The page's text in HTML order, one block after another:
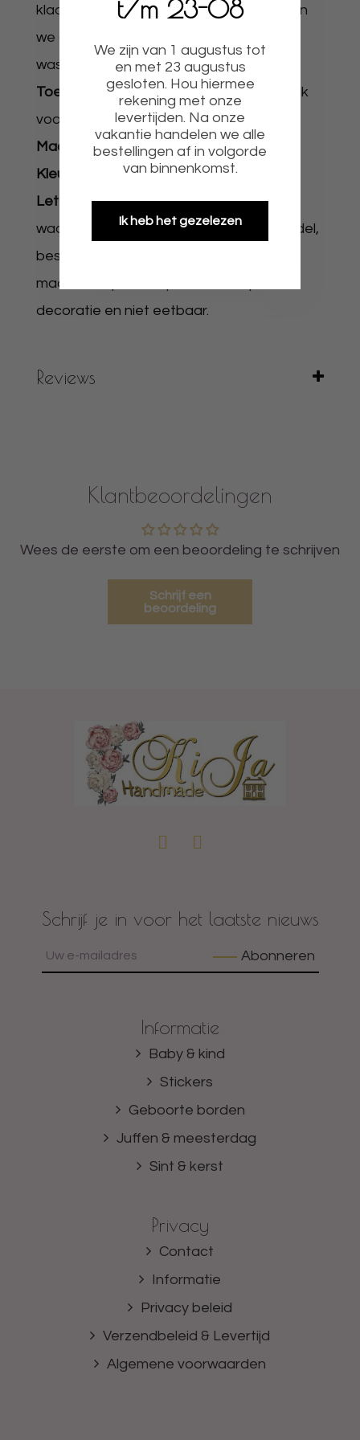
klaar voor gebruik de acryl toppers raden
we aan van te voren met de hand af te
wassen.
Toepassing:Te gebruiken op al uw gebak
voor leuke decoratie.
Maat:
Zie afbeelding
Kleur:
Zoals afgebeeld
Let op:
Het gaat om sale producten
waardoor er soms een afwijking van model,
beschadiging, met folie of aangepaste
maat kan zijn. Onze producten zijn
decoratie en niet eetbaar.
Reviews
Klantbeoordelingen
Wees de eerste om een beoordeling te schrijven
Schrijf een
beoordeling
Schrijf je in voor het laatste nieuws
Abonneren
Informatie
Baby & kind
Stickers
Geboorte borden
Juffen & meesterdag
Sint & kerst
Privacy
Contact
Informatie
Privacy beleid
Verzendbeleid & Levertijd
Algemene voorwaarden
t/m 23-08
We zijn van 1 augustus tot
en met 23 augustus
gesloten. Hou hiermee
rekening met onze
levertijden. Na onze
vakantie handelen we alle
bestellingen af in volgorde
van binnenkomst.
Ik heb het gezelezen